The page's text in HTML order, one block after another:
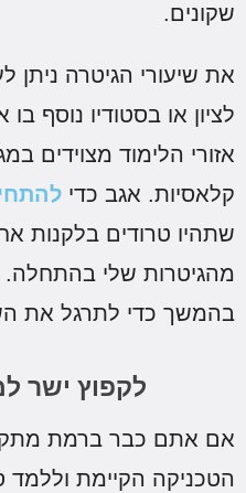
שיעורי הגיטרה ניתן
או בסטודיו נוסף בו
הלימוד מצוידים
אגב כדי
טרודים בלקנות
שלי בהתחלה.
כדי לתרגל את
לקפוץ ישר
אתם כבר ברמת
הקיימת וללמד